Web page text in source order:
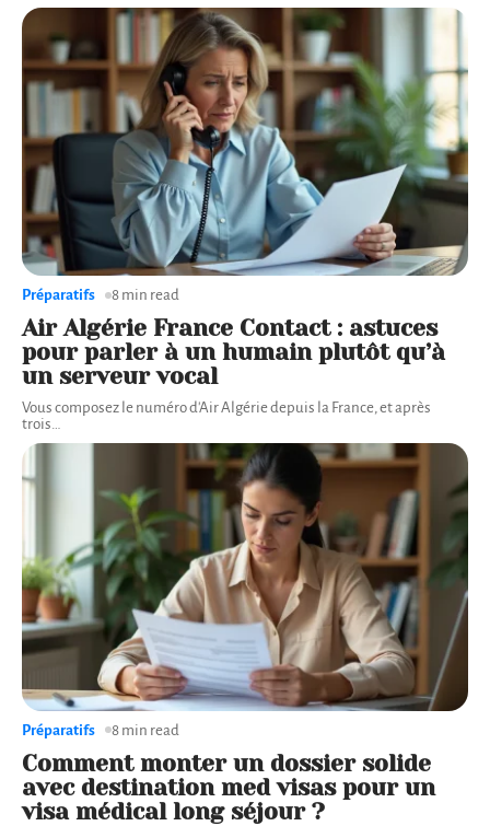
Air Algérie France Contact : astuces
pour parler à un humain plutôt qu’à
un serveur vocal
Vous composez le numéro d'Air Algérie depuis la France, et après
trois…
Préparatifs 8 min read
Comment monter un dossier solide
avec destination med visas pour un
visa médical long séjour ?
Préparatifs 8 min read